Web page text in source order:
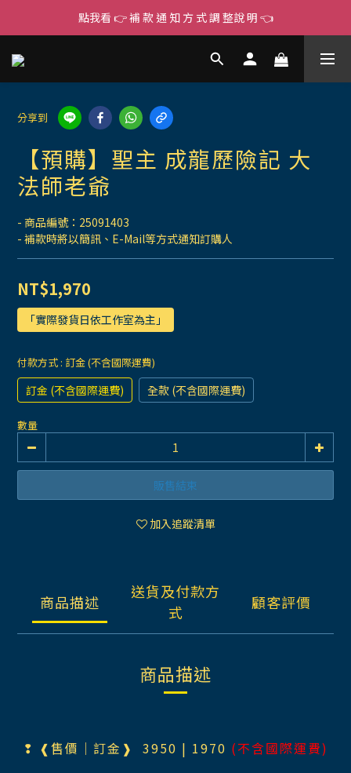
點我看 👉 補 款 通 知 方 式 調 整說 明 👈
分享到
【預購】聖主 成龍歷險記 大
法師老爺
- 商品編號：25091403
- 補款時將以簡訊、E-Mail等方式通知訂購人
NT$1,970
「實際發貨日依工作室為主」
付款方式 : 訂金 (不含國際運費)
訂金 (不含國際運費) 全款 (不含國際運費)
數量
販售結束
加入追蹤清單
商品描述
送貨及付款方
式
顧客評價
商品描述
❢ ❰售價｜訂金❱ 3950 | 1970 (不含國際運費)